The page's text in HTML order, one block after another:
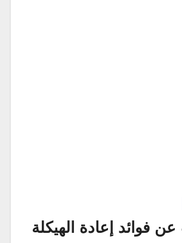
فوائد إعادة الهيكلة